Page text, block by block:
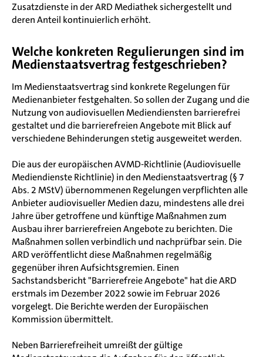
Zusatzdienste in der ARD Mediathek sichergestellt und
deren Anteil kontinuierlich erhöht.
Welche konkreten Regulierungen sind im
Medienstaatsvertrag festgeschrieben?
Im Medienstaatsvertrag sind konkrete Regelungen für
Medienanbieter festgehalten. So sollen der Zugang und die
Nutzung von audiovisuellen Mediendiensten barrierefrei
gestaltet und die barrierefreien Angebote mit Blick auf
verschiedene Behinderungen stetig ausgeweitet werden.
Die aus der europäischen AVMD-Richtlinie (Audiovisuelle
Mediendienste Richtlinie) in den Medienstaatsvertrag (§ 7
Abs. 2 MStV) übernommenen Regelungen verpflichten alle
Anbieter audiovisueller Medien dazu, mindestens alle drei
Jahre über getroffene und künftige Maßnahmen zum
Ausbau ihrer barrierefreien Angebote zu berichten. Die
Maßnahmen sollen verbindlich und nachprüfbar sein. Die
ARD veröffentlicht diese Maßnahmen regelmäßig
gegenüber ihren Aufsichtsgremien. Einen
Sachstandsbericht "Barrierefreie Angebote" hat die ARD
erstmals im Dezember 2022 sowie im Februar 2026
vorgelegt. Die Berichte werden der Europäischen
Kommission übermittelt.
Neben Barrierefreiheit umreißt der gültige